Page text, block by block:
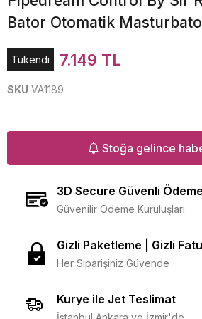
Bator Otomatik
Tükendi 7.149 TL
SKU VA1189
Stoğa gelince
3D Secure Güvenli Ödeme
Güvenilir Ödeme Kuruluşları
Gizli Paketleme | Gizli
Her Siparişiniz Güvende
Kurye ile Jet Teslimat